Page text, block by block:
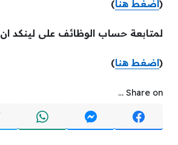
(اضغط هنا)
لمتابعة حساب الوظائف على لينكد ان
(اضغط هنا)
Share on ...